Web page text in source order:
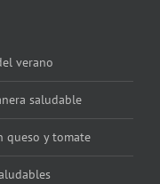
verano
saludable
queso y tomate